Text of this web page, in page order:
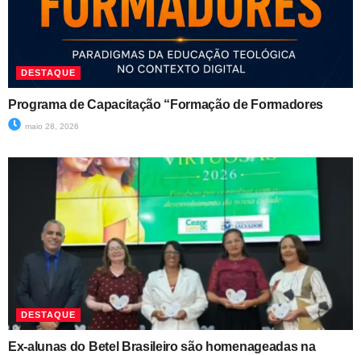
DESTAQUE
Programa de Capacitação “Formação de Formadores
maio 28, 2026
DESTAQUE
Ex-alunas do Betel Brasileiro são homenageadas na